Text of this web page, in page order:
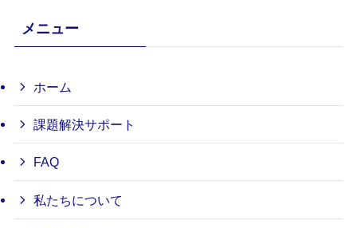
メニュー
ホーム
課題解決サポート
FAQ
私たちについて